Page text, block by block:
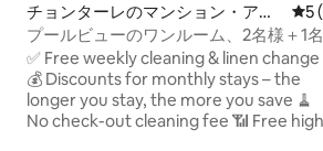
チョンターレのマンション・アパ
ート
レ5
プールビューのワンルーム、2名様＋1名
様向け・Title Legendary BangTao
✅ Free weekly cleaning & linen change
💰 Discounts for monthly stays – the
longer you stay, the more you save 🧹
No check-out cleaning fee 📶 Free